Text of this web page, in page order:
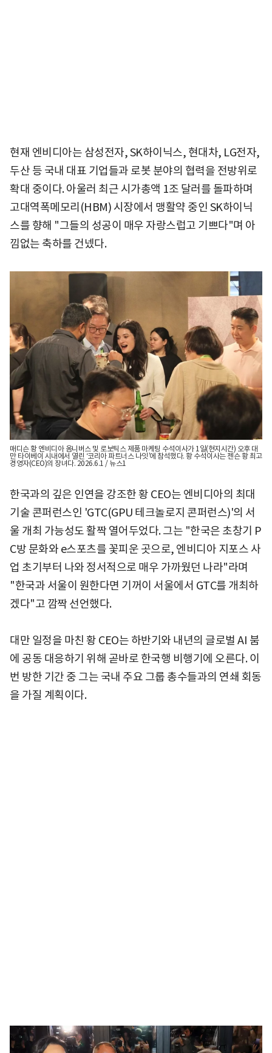
현재 엔비디아는 삼성전자, SK하이닉스, 현대차, LG전자,
두산 등 국내 대표 기업들과 로봇 분야의 협력을 전방위로
확대 중이다. 아울러 최근 시가총액 1조 달러를 돌파하며
고대역폭메모리(HBM) 시장에서 맹활약 중인 SK하이닉
스를 향해 "그들의 성공이 매우 자랑스럽고 기쁘다"며 아
낌없는 축하를 건넸다.
매디슨 황 엔비디아 옴니버스 및 로보틱스 제품 마케팅 수석이사가 1일(현지시간) 오후 대
만 타이베이 시내에서 열린 ‘코리아 파트너스 나잇’에 참석했다. 황 수석이사는 젠슨 황 최고
경영자(CEO)의 장녀다. 2026.6.1 / 뉴스1
한국과의 깊은 인연을 강조한 황 CEO는 엔비디아의 최대
기술 콘퍼런스인 'GTC(GPU 테크놀로지 콘퍼런스)'의 서
울 개최 가능성도 활짝 열어두었다. 그는 "한국은 초창기 P
C방 문화와 e스포츠를 꽃피운 곳으로, 엔비디아 지포스 사
업 초기부터 나와 정서적으로 매우 가까웠던 나라"라며
"한국과 서울이 원한다면 기꺼이 서울에서 GTC를 개최하
겠다"고 깜짝 선언했다.
대만 일정을 마친 황 CEO는 하반기와 내년의 글로벌 AI 붐
에 공동 대응하기 위해 곧바로 한국행 비행기에 오른다. 이
번 방한 기간 중 그는 국내 주요 그룹 총수들과의 연쇄 회동
을 가질 계획이다.